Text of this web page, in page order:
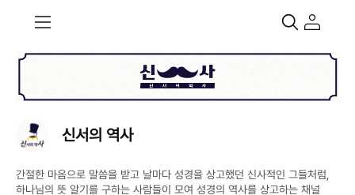
신서의 역사
간절한 마음으로 말씀을 받고 날마다 성경을 상고했던 신사적인 그들처럼,
하나님의 뜻 알기를 구하는 사람들이 모여 성경의 역사를 상고하는 채널